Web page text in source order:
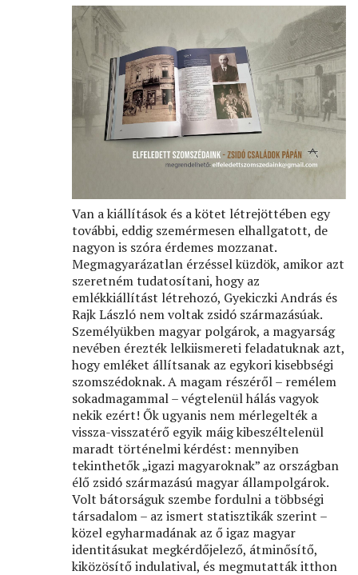
Image
Van a kiállítások és a kötet létrejöttében egy
további, eddig szemérmesen elhallgatott, de
nagyon is szóra érdemes mozzanat.
Megmagyarázatlan érzéssel küzdök, amikor azt
szeretném tudatosítani, hogy az
emlékkiállítást létrehozó, Gyekiczki András és
Rajk László nem voltak zsidó származásúak.
Személyükben magyar polgárok, a magyarság
nevében érezték lelkiismereti feladatuknak azt,
hogy emléket állítsanak az egykori kisebbségi
szomszédoknak. A magam részéről – remélem
sokadmagammal – végtelenül hálás vagyok
nekik ezért! Ők ugyanis nem mérlegelték a
vissza-visszatérő egyik máig kibeszéltelenül
maradt történelmi kérdést: mennyiben
tekinthetők „igazi magyaroknak” az országban
élő zsidó származású magyar állampolgárok.
Volt bátorságuk szembe fordulni a többségi
társadalom – az ismert statisztikák szerint –
közel egyharmadának az ő igaz magyar
identitásukat megkérdőjelező, átminősítő,
kiközösítő indulatival, és megmutatták itthon